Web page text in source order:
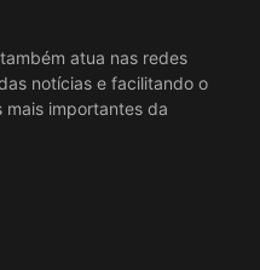
atua nas redes
notícias e facilitando o
mais importantes da